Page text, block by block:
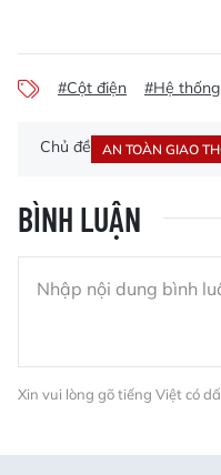
#Cột điện #Hệ
Chủ đề AN TOÀN GIAO
BÌNH LUẬN
Xin vui lòng gõ tiếng Việt có